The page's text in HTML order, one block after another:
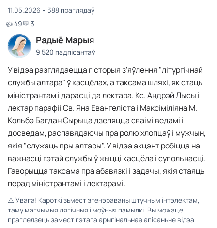
11.05.2026
388 праглядаў
👍 49💬 3
Радыё Марыя
9 520 падпісантаў
У відэа разглядаецца гісторыя з'яўлення "літургічнай
службы алтара" ў касцёлах, а таксама шляхі, як стаць
міністрантам і дарасці да лектара. Кс. Андрэй Лысы і
лектар парафіі Св. Яна Евангеліста і Максіміліяна М.
Кольбэ Багдан Сырыца дзеляцца сваімі ведамі і
досведам, распавядаючы пра ролю хлопцаў і мужчын,
якія "служаць пры алтары". У відэа акцэнт робіцца на
важнасці гэтай службы ў жыцці касцёла і супольнасці.
Гаворыцца таксама пра абавязкі і задачы, якія стаяць
перад міністрантамі і лектарамі.
⚠️ Увага! Кароткі зьмест згенэраваны штучным інтэлектам,
таму магчымыя лягічныя і моўныя памылкі. Вы можаце
прагледзець замест гэтага арыгінальнае апісаньне відэа